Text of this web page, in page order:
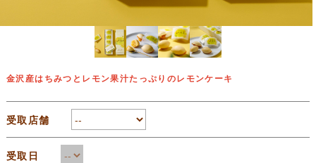
金沢産はちみつとレモン果汁たっぷりのレモンケーキ
受取店舗
受取日